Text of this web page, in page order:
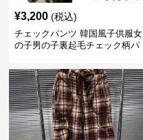
¥3,200 (税込)
チェックパンツ 韓国風子供服女
の子男の子裏起毛チェック柄パ